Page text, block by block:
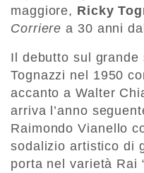
maggiore, Ricky
Corriere a 30 anni
Il debutto sul grande
Tognazzi nel 1950
accanto a Walter
arriva l’anno
Raimondo Vianello
sodalizio artistico di
porta nel varietà Rai